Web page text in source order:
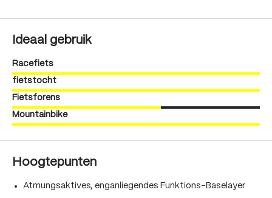
Ideaal gebruik
Racefiets
fietstocht
Fietsforens
Mountainbike
Hoogtepunten
Atmungsaktives, enganliegendes Funktions-Baselayer